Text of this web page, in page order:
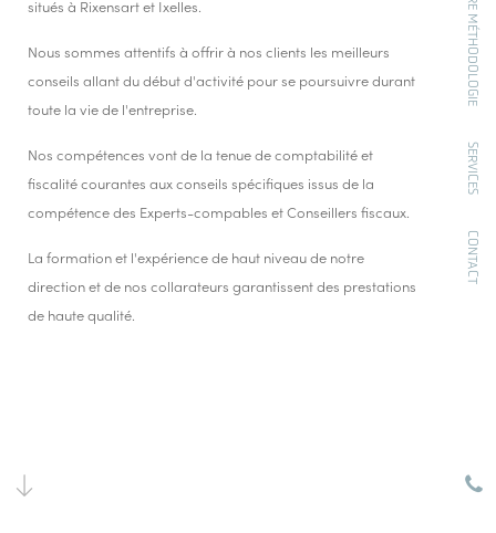
NOTRE MÉTHODOLOGIE
SERVICES
CONTACT
situés à Rixensart et Ixelles.
Nous sommes attentifs à offrir à nos clients les meilleurs
conseils allant du début d'activité pour se poursuivre durant
toute la vie de l'entreprise.
Nos compétences vont de la tenue de comptabilité et
fiscalité courantes aux conseils spécifiques issus de la
compétence des Experts-compables et Conseillers fiscaux.
La formation et l'expérience de haut niveau de notre
direction et de nos collarateurs garantissent des prestations
de haute qualité.